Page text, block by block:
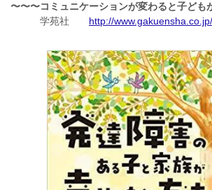
〜〜〜コミュニケーションが変わると子ども
学苑社 http://